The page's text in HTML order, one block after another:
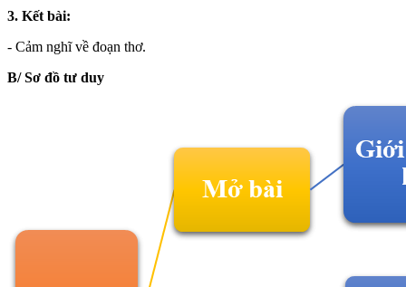
3. Kết bài:
- Cảm nghĩ về đoạn thơ.
B/ Sơ đồ tư duy